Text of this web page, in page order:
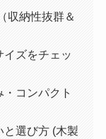
収納性抜群＆
イズをチェッ
コンパクト
と選び方 (木製